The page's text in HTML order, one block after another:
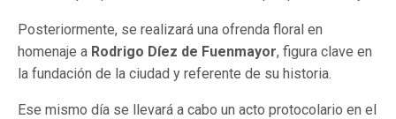
Posteriormente, se realizará una ofrenda floral en
homenaje a Rodrigo Díez de Fuenmayor, figura clave en
la fundación de la ciudad y referente de su historia.
Ese mismo día se llevará a cabo un acto protocolario en el